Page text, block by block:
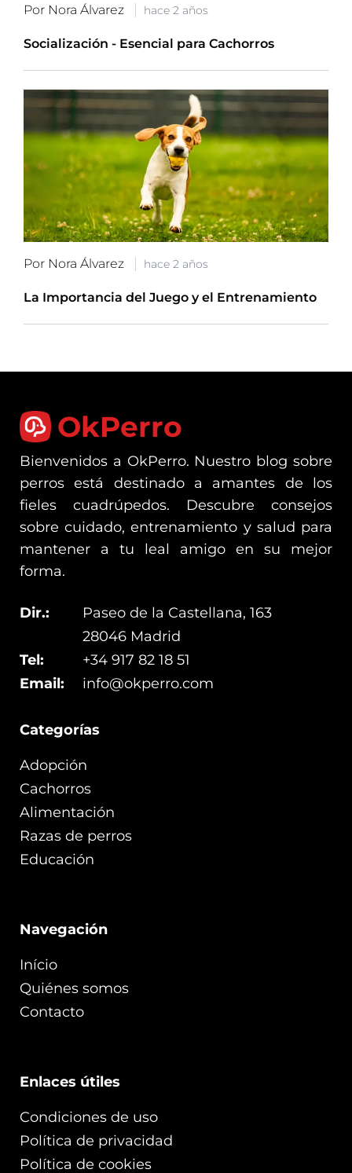
Por Nora Álvarez hace 2 años
Socialización - Esencial para Cachorros
Por Nora Álvarez hace 2 años
La Importancia del Juego y el Entrenamiento
Categorías
Adopción
Cachorros
Alimentación
Razas de perros
Educación
Navegación
Início
Quiénes somos
Contacto
Enlaces útiles
Condiciones de uso
Política de privacidad
Política de cookies
OkPerro
Bienvenidos a OkPerro. Nuestro blog sobre
perros está destinado a amantes de los
fieles cuadrúpedos. Descubre consejos
sobre cuidado, entrenamiento y salud para
mantener a tu leal amigo en su mejor
forma.
Dir.:
Paseo de la Castellana, 163
28046 Madrid
Tel:
+34 917 82 18 51
Email:
info@okperro.com